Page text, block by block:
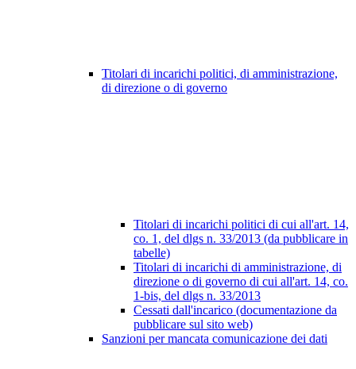
Titolari di incarichi politici, di amministrazione,
di direzione o di governo
Titolari di incarichi politici di cui all'art. 14,
co. 1, del dlgs n. 33/2013 (da pubblicare in
tabelle)
Titolari di incarichi di amministrazione, di
direzione o di governo di cui all'art. 14, co.
1-bis, del dlgs n. 33/2013
Cessati dall'incarico (documentazione da
pubblicare sul sito web)
Sanzioni per mancata comunicazione dei dati